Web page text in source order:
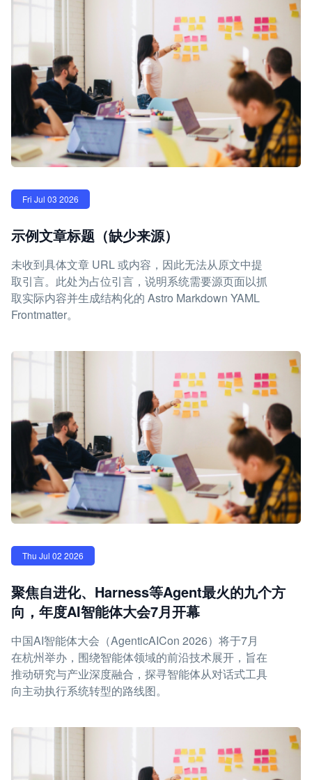
Fri Jul 03 2026
示例文章标题（缺少来源）
未收到具体文章 URL 或内容，因此无法从原文中提
取引言。此处为占位引言，说明系统需要源页面以抓
取实际内容并生成结构化的 Astro Markdown YAML
Frontmatter。
Thu Jul 02 2026
聚焦自进化、Harness等Agent最火的九个方
向，年度AI智能体大会7月开幕
中国AI智能体大会（AgenticAICon 2026）将于7月
在杭州举办，围绕智能体领域的前沿技术展开，旨在
推动研究与产业深度融合，探寻智能体从对话式工具
向主动执行系统转型的路线图。